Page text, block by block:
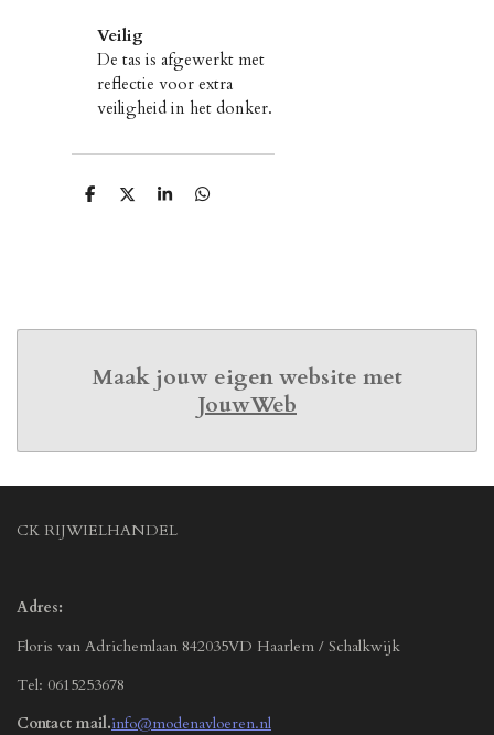
Veilig
De tas is afgewerkt met
reflectie voor extra
veiligheid in het donker.
D
D
S
D
Maak jouw eigen website met
JouwWeb
CK RIJWIELHANDEL
Adres:
Floris van Adrichemlaan 842035VD Haarlem / Schalkwijk
Tel: 0615253678
Contact mail.info@modenavloeren.nl